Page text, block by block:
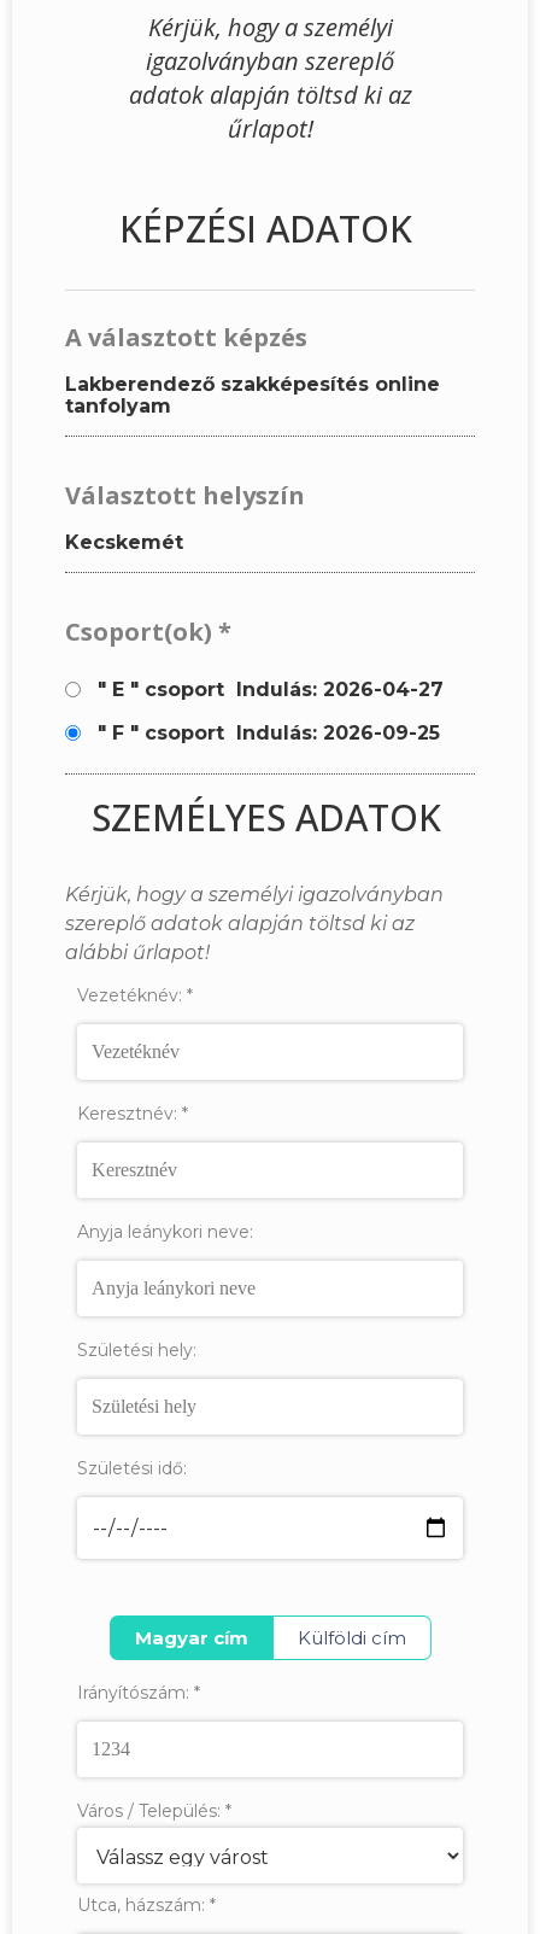
Kérjük, hogy a személyi
igazolványban szereplő
adatok alapján töltsd ki az
űrlapot!
KÉPZÉSI ADATOK
A választott képzés
Lakberendező szakképesítés online
tanfolyam
Választott helyszín
Kecskemét
Csoport(ok) *
" E " csoport Indulás: 2026-04-27
" F " csoport Indulás: 2026-09-25
SZEMÉLYES ADATOK
Kérjük, hogy a személyi igazolványban
szereplő adatok alapján töltsd ki az
alábbi űrlapot!
Vezetéknév: *
Keresztnév: *
Anyja leánykori neve:
Születési hely:
Születési idő:
Magyar cím Külföldi cím
Irányítószám: *
Város / Település: *
Utca, házszám: *